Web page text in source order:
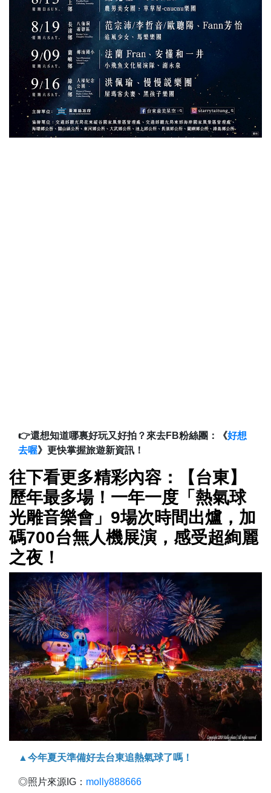
👉還想知道哪裏好玩又好拍？來去FB粉絲團：《好想
去喔》更快掌握旅遊新資訊！
往下看更多精彩內容：【台東】
歷年最多場！一年一度「熱氣球
光雕音樂會」9場次時間出爐，加
碼700台無人機展演，感受超絢麗
之夜！
▲今年夏天準備好去台東追熱氣球了嗎！
◎照片來源IG： molly888666